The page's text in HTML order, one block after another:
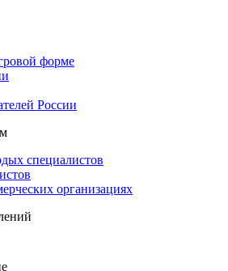
форме
России
специалистов
организациях